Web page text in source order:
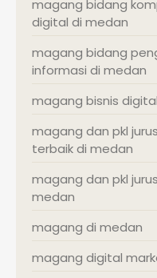
magang bidang
digital di medan
magang bidang
informasi di medan
magang bisnis digital
magang dan pkl
terbaik di medan
magang dan pkl
medan
magang di medan
magang digital